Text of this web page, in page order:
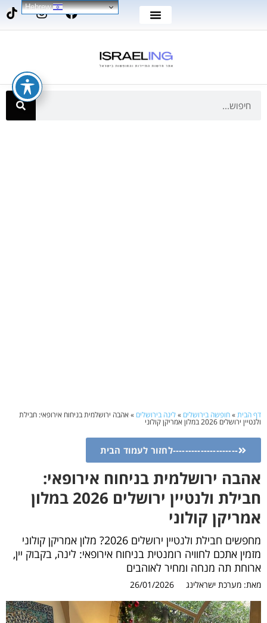
דף הבית»חופשה בירושלים »לינה בירושלים » אהבה ירושלמית בניחוח אירופאי: חבילת
ולנטיין ירושלים 2026 במלון אמריקן קולוני
---------------------לחזור לעמוד הבית
אהבה ירושלמית בניחוח אירופאי:
חבילת ולנטיין ירושלים 2026 במלון
אמריקן קולוני
מחפשים חבילת ולנטיין ירושלים 2026? מלון אמריקן קולוני
מזמין אתכם לחוויה רומנטית בניחוח אירופאי: לינה, בקבוק יין,
ארוחת תה מנחה ומחיר לאוהבים
מאת: מערכת ישראלינג 26/01/2026
Hebrew